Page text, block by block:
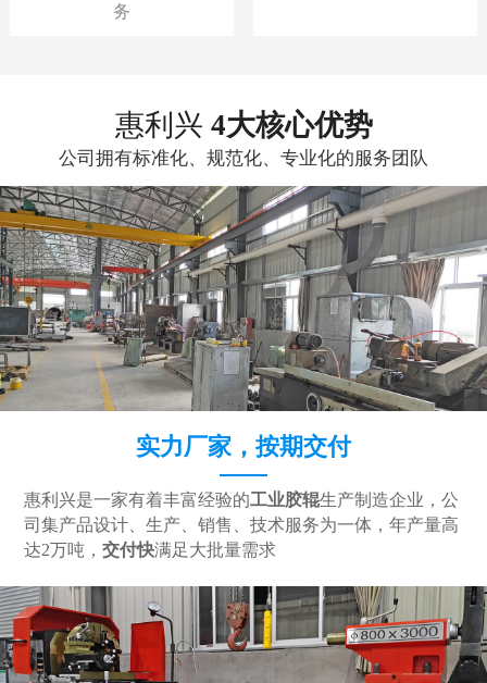
务
惠利兴 4大核心优势
公司拥有标准化、规范化、专业化的服务团队
实力厂家，按期交付
惠利兴是一家有着丰富经验的工业胶辊生产制造企业，公
司集产品设计、生产、销售、技术服务为一体，年产量高
达2万吨，交付快满足大批量需求